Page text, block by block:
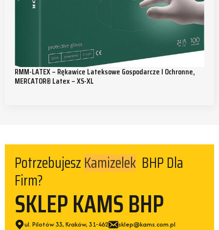
RMM-LATEX – Rękawice Lateksowe Gospodarcze I Ochronne,
MERCATOR® Latex – XS-XL
PotrzebujeszKamizelek BHP Dla
Firm?
SKLEP KAMS BHP
ul. Pilotów 33, Kraków, 31-462
sklep@kams.com.pl